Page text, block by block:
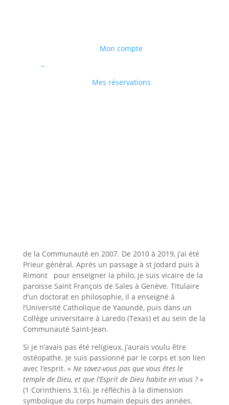
Mon compte
–
Mes réservations
de la Communauté en 2007. De 2010 à 2019, j’ai été
Prieur général. Après un passage à st Jodard puis à
Rimont pour enseigner la philo, je suis vicaire de la
paroisse Saint François de Sales à Genève. Titulaire
d’un doctorat en philosophie, il a enseigné à
l’Université Catholique de Yaoundé, puis dans un
Collège universitaire à Laredo (Texas) et au sein de la
Communauté Saint-Jean.
Si je n’avais pas été religieux, j’aurais voulu être
ostéopathe. Je suis passionné par le corps et son lien
avec l’esprit. « Ne savez-vous pas que vous êtes le
temple de Dieu, et que l’Esprit de Dieu habite en vous ? »
(1 Corinthiens 3,16). Je réfléchis à la dimension
symbolique du corps humain depuis des années.